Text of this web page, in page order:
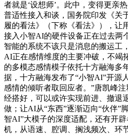
者就是‘设想师’。此中，变得更亲
普适性接入和谈，国务院印发《关
履的看法》（下称《看法》），让
接入小智AI的硬件设备正在过去两
智能的系统不该只是消息的搬运工
AI正在感情维度的主要冲破，不竭
的多模态感情模子依托十方融海多
据，十方融海发布了“小智AI”开源
感情的倾听者取回应者。”唐凯峰
经搭好，可以或许实现前进、撤退
做；让AI从“东西”逐渐迈向“伙伴”
智AI”大模子的深度适配，还有开
机，从语速、腔调、搁浅频次、环